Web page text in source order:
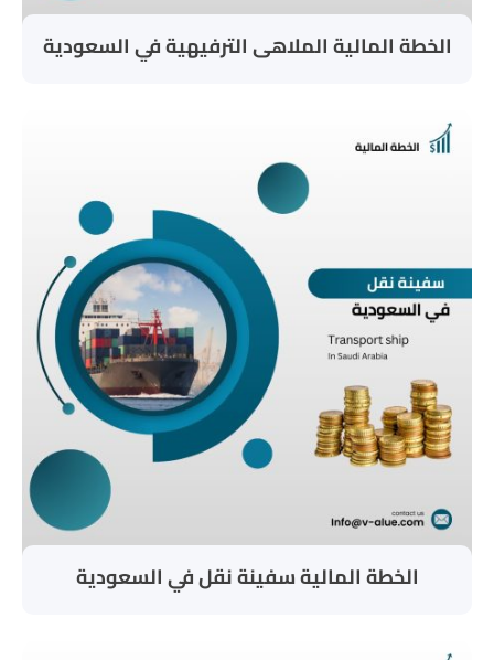
الخطة المالية الملاهى الترفيهية في السعودية
الخطة المالية سفينة نقل في السعودية